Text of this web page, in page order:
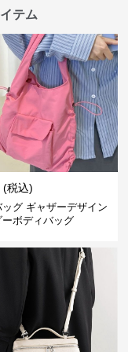
テム
(税込)
グ ギャザーデザイン
ーボディバッグ